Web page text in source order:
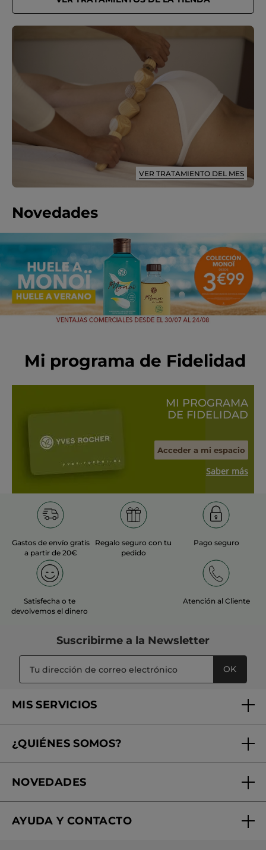
VER TRATAMIENTO DEL MES
Novedades
Mi programa de Fidelidad
MI PROGRAMA
DE FIDELIDAD
Acceder a mi espacio
Saber más
Gastos de envío gratis
a partir de 20€
Regalo seguro con tu
pedido
Pago seguro
Satisfecha o te
devolvemos el dinero
Atención al Cliente
Suscribirme a la Newsletter
OK
MIS SERVICIOS
Tratamientos de Belleza
Mi club Yves Rocher
¿QUIÉNES SOMOS?
¿Quiénes somos?
Nuestros compromisos
NOVEDADES
Rebajas
AYUDA Y CONTACTO